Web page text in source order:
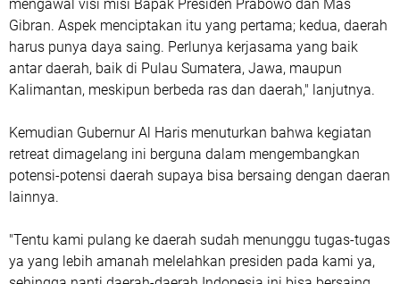
mengawal visi misi Bapak Presiden Prabowo dan Mas
Gibran. Aspek menciptakan itu yang pertama; kedua, daerah
harus punya daya saing. Perlunya kerjasama yang baik
antar daerah, baik di Pulau Sumatera, Jawa, maupun
Kalimantan, meskipun berbeda ras dan daerah," lanjutnya.
Kemudian Gubernur Al Haris menuturkan bahwa kegiatan
retreat dimagelang ini berguna dalam mengembangkan
potensi-potensi daerah supaya bisa bersaing dengan daeran
lainnya.
"Tentu kami pulang ke daerah sudah menunggu tugas-tugas
ya yang lebih amanah melelahkan presiden pada kami ya,